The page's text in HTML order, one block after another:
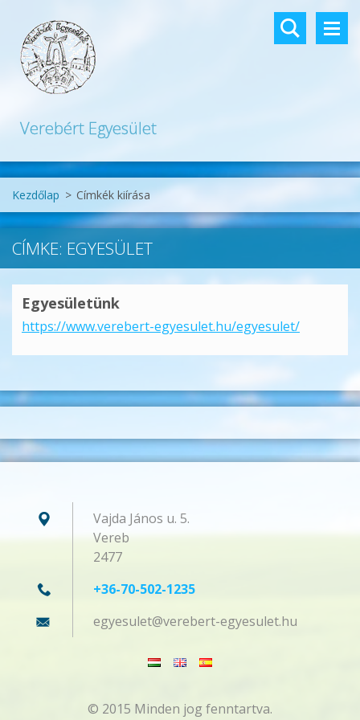
Verebért Egyesület
Kezdőlap > Címkék kiírása
CÍMKE: EGYESÜLET
Egyesületünk
https://www.verebert-egyesulet.hu/egyesulet/
Vajda János u. 5.
Vereb
2477
+36-70-502-1235
egyesulet@verebert-egyesulet.hu
© 2015 Minden jog fenntartva.